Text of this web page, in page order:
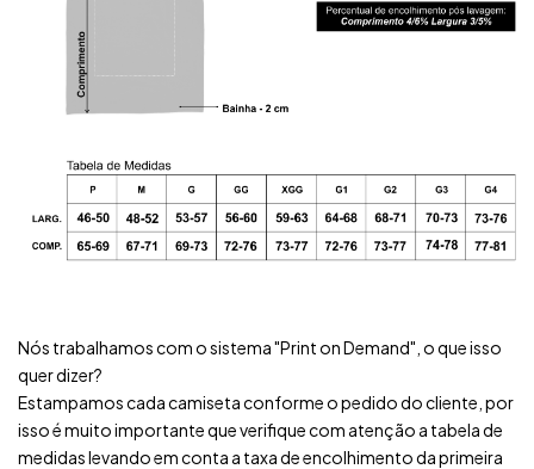
Nós trabalhamos com o sistema "Print on Demand", o que isso
quer dizer?
Estampamos cada camiseta conforme o pedido do cliente, por
isso é muito importante que verifique com atenção a tabela de
medidas levando em conta a taxa de encolhimento da primeira